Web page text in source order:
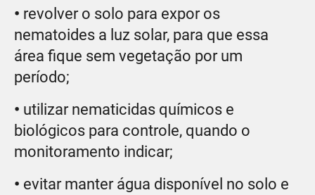
• revolver o solo para expor os
nematoides a luz solar, para que essa
área fique sem vegetação por um
período;
• utilizar nematicidas químicos e
biológicos para controle, quando o
monitoramento indicar;
• evitar manter água disponível no solo e